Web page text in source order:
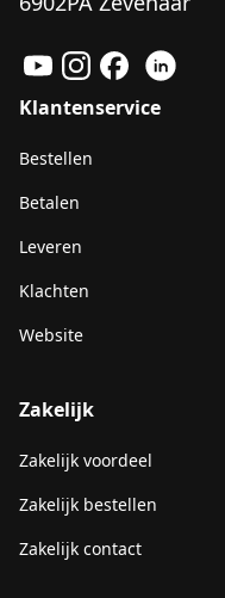
Klantenservice
Bestellen
Betalen
Leveren
Klachten
Website
Zakelijk
Zakelijk voordeel
Zakelijk bestellen
Zakelijk contact